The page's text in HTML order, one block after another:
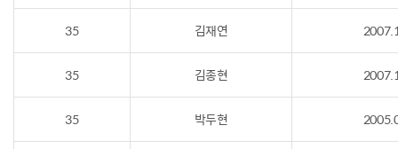
35 김재연
35 김종현
35 박두현